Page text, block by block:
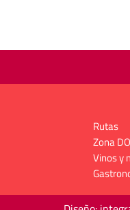
Rutas
Zona DO
Vinos y